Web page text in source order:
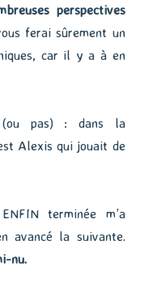
perspectives
ferai sûrement un
car il y a à en
(ou pas) : dans la
Alexis qui jouait de
terminée m’a
avancé la suivante.
nu.